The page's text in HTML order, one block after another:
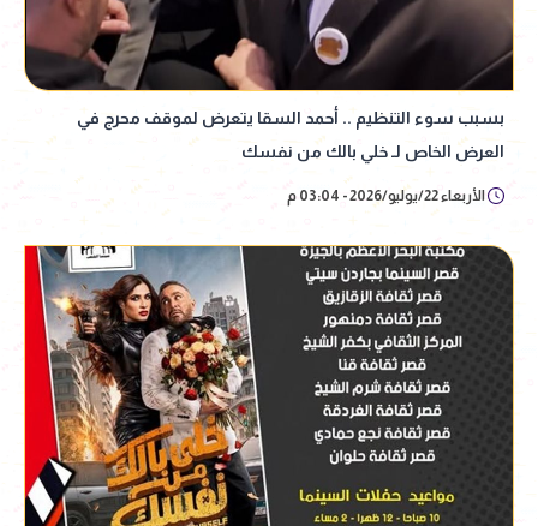
بسبب سوء التنظيم .. أحمد السقا يتعرض لموقف محرج في
العرض الخاص لـ خلي بالك من نفسك
الأربعاء 22/يوليو/2026 - 03:04 م